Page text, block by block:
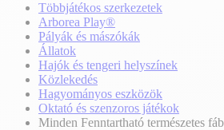
Többjátékos szerkezetek
Arborea Play®
Pályák és mászókák
Állatok
Hajók és tengeri helyszínek
Közlekedés
Hagyományos eszközök
Oktató és szenzoros játékok
Minden Fenntartható természetes